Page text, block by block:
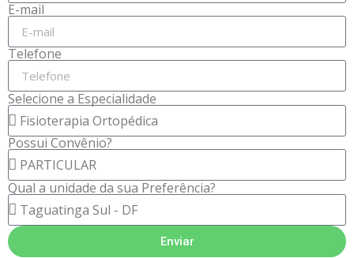
E-mail
Telefone
Selecione a Especialidade
Possui Convênio?
Qual a unidade da sua Preferência?
Enviar